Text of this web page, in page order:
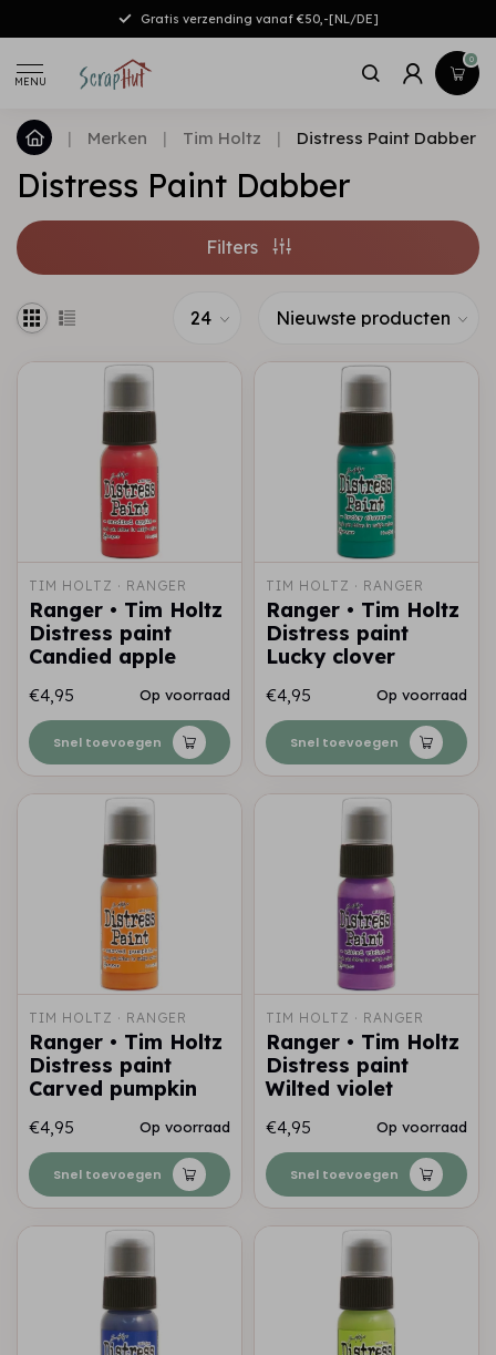
Gratis verzending vanaf €50,-[NL/DE]
MENU
0
| Merken | Tim Holtz | Distress Paint Dabber
Distress Paint Dabber
Filters
TIM HOLTZ · RANGER
Ranger • Tim Holtz
Distress paint
Candied apple
€4,95 Op voorraad
Snel toevoegen
TIM HOLTZ · RANGER
Ranger • Tim Holtz
Distress paint
Lucky clover
€4,95 Op voorraad
Snel toevoegen
TIM HOLTZ · RANGER
Ranger • Tim Holtz
Distress paint
Carved pumpkin
€4,95 Op voorraad
Snel toevoegen
TIM HOLTZ · RANGER
Ranger • Tim Holtz
Distress paint
Wilted violet
€4,95 Op voorraad
Snel toevoegen